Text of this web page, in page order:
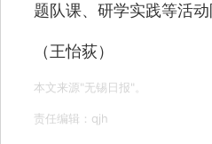
题队课、研学实践等活
（王怡荻）
本文来源"无锡日报"。
责任编辑：qjh